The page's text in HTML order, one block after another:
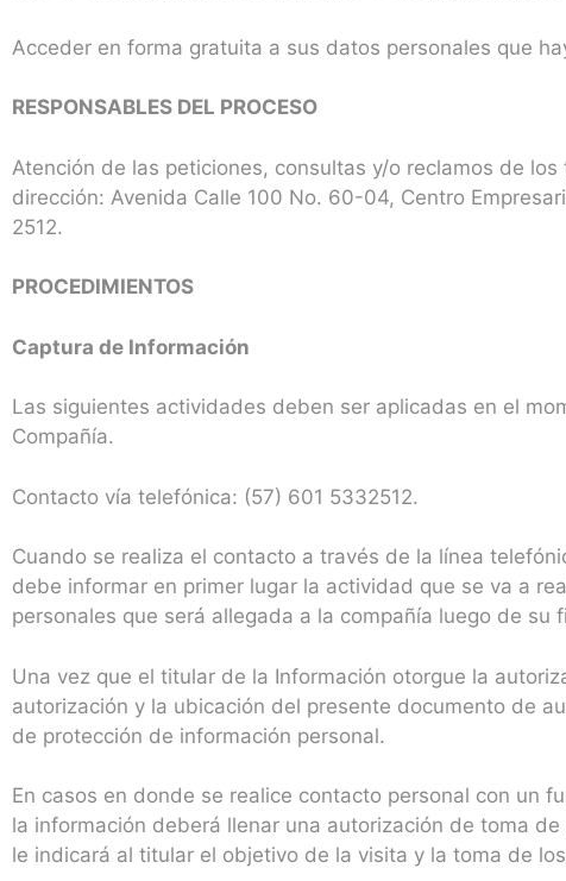
Acceder en forma gratuita a sus datos personales que
RESPONSABLES DEL PROCESO
Atención de las peticiones, consultas y/o reclamos de
dirección: Avenida Calle 100 No. 60-04, Centro
2512.
PROCEDIMIENTOS
Captura de Información
Las siguientes actividades deben ser aplicadas en el
Compañía.
Contacto vía telefónica: (57) 601 5332512.
Cuando se realiza el contacto a través de la línea
debe informar en primer lugar la actividad que se va a
personales que será allegada a la compañía luego de
Una vez que el titular de la Información otorgue la
autorización y la ubicación del presente documento de
de protección de información personal.
En casos en donde se realice contacto personal con un
la información deberá llenar una autorización de toma
le indicará al titular el objetivo de la visita y la toma de